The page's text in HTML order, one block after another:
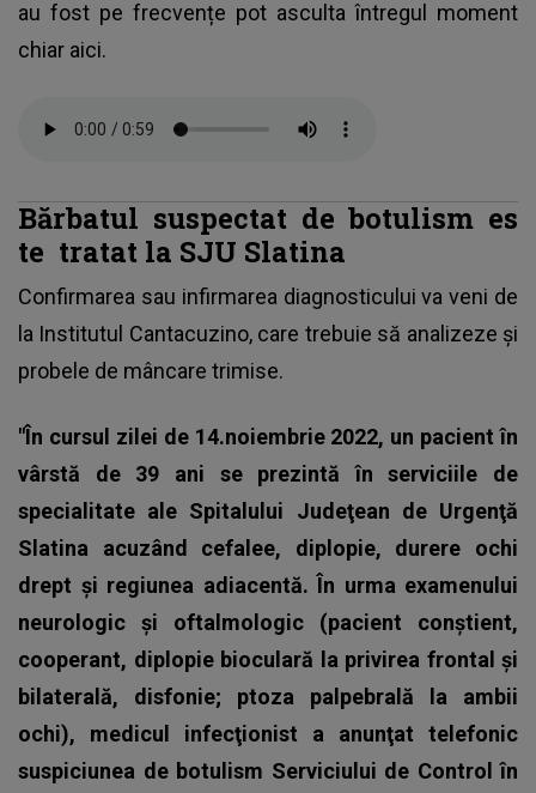
au fost pe frecvențe pot asculta întregul moment
chiar aici.
Bărbatul suspectat de botulism es
te tratat la SJU Slatina
Confirmarea sau infirmarea diagnosticului va veni de
la Institutul Cantacuzino, care trebuie să analizeze şi
probele de mâncare trimise.
"În cursul zilei de 14.noiembrie 2022, un pacient în
vârstă de 39 ani se prezintă în serviciile de
specialitate ale Spitalului Judeţean de Urgenţă
Slatina acuzând cefalee, diplopie, durere ochi
drept şi regiunea adiacentă. În urma examenului
neurologic şi oftalmologic (pacient conştient,
cooperant, diplopie bioculară la privirea frontal şi
bilaterală, disfonie; ptoza palpebrală la ambii
ochi), medicul infecţionist a anunţat telefonic
suspiciunea de botulism Serviciului de Control în